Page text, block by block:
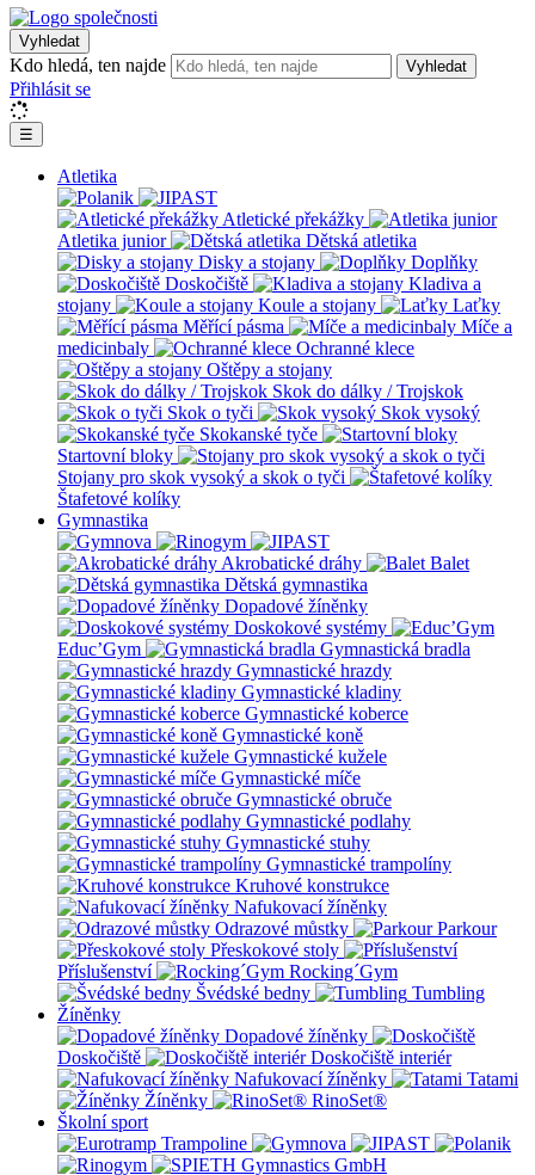
Vyhledat
Kdo hledá, ten najde Vyhledat
Přihlásit se
☰
Atletika
Atletické překážky
Atletika junior
Dětská atletika
Disky a stojany
Doplňky
Doskočiště
Kladiva a
stojany
Koule a stojany
Laťky
Měřící pásma
Míče a
medicinbaly
Ochranné klece
Oštěpy a stojany
Skok do dálky / Trojskok
Skok o tyči
Skok vysoký
Skokanské tyče
Startovní bloky
Stojany pro skok vysoký a skok o tyči
Štafetové kolíky
Gymnastika
Akrobatické dráhy
Balet
Dětská gymnastika
Dopadové žíněnky
Doskokové systémy
Educ’Gym
Gymnastická bradla
Gymnastické hrazdy
Gymnastické kladiny
Gymnastické koberce
Gymnastické koně
Gymnastické kužele
Gymnastické míče
Gymnastické obruče
Gymnastické podlahy
Gymnastické stuhy
Gymnastické trampolíny
Kruhové konstrukce
Nafukovací žíněnky
Odrazové můstky
Parkour
Přeskokové stoly
Příslušenství
Rocking´Gym
Švédské bedny
Tumbling
Žíněnky
Dopadové žíněnky
Doskočiště
Doskočiště interiér
Nafukovací žíněnky
Tatami
Žíněnky
RinoSet®
Školní sport